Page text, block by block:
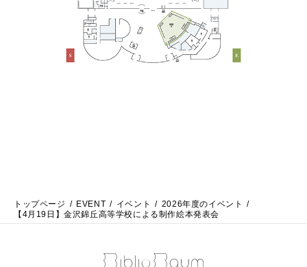
トップページ EVENT イベント
2026年度のイベント
【4月19日】金沢錦丘高等学校による制作絵本発表会